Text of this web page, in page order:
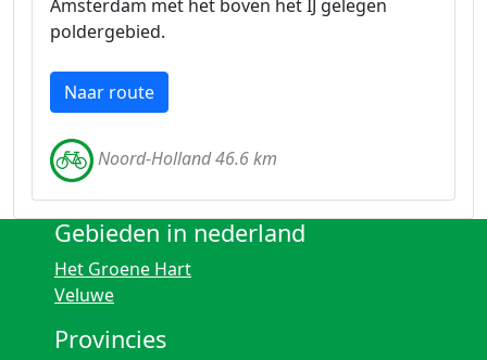
Amsterdam met het boven het IJ gelegen
poldergebied.
Naar route
Noord-Holland 46.6 km
Gebieden in nederland
Het Groene Hart
Veluwe
Provincies